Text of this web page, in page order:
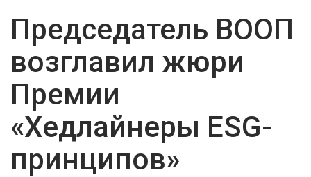
Председатель ВООП
возглавил жюри
Премии
«Хедлайнеры ESG-
принципов»